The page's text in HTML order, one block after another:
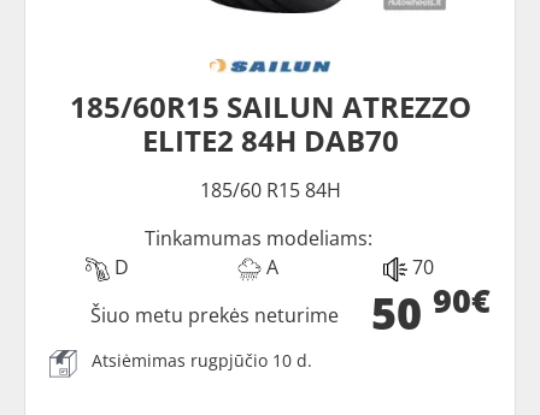
185/60R15 SAILUN ATREZZO
ELITE2 84H DAB70
185/60 R15 84H
Tinkamumas modeliams:
D
A 70
50 90€
Šiuo metu prekės neturime
Atsiėmimas rugpjūčio 10 d.